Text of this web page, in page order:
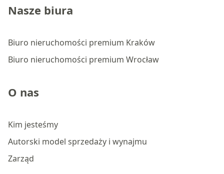
Nasze biura
Biuro nieruchomości premium Kraków
Biuro nieruchomości premium Wrocław
O nas
Kim jesteśmy
Autorski model sprzedaży i wynajmu
Zarząd